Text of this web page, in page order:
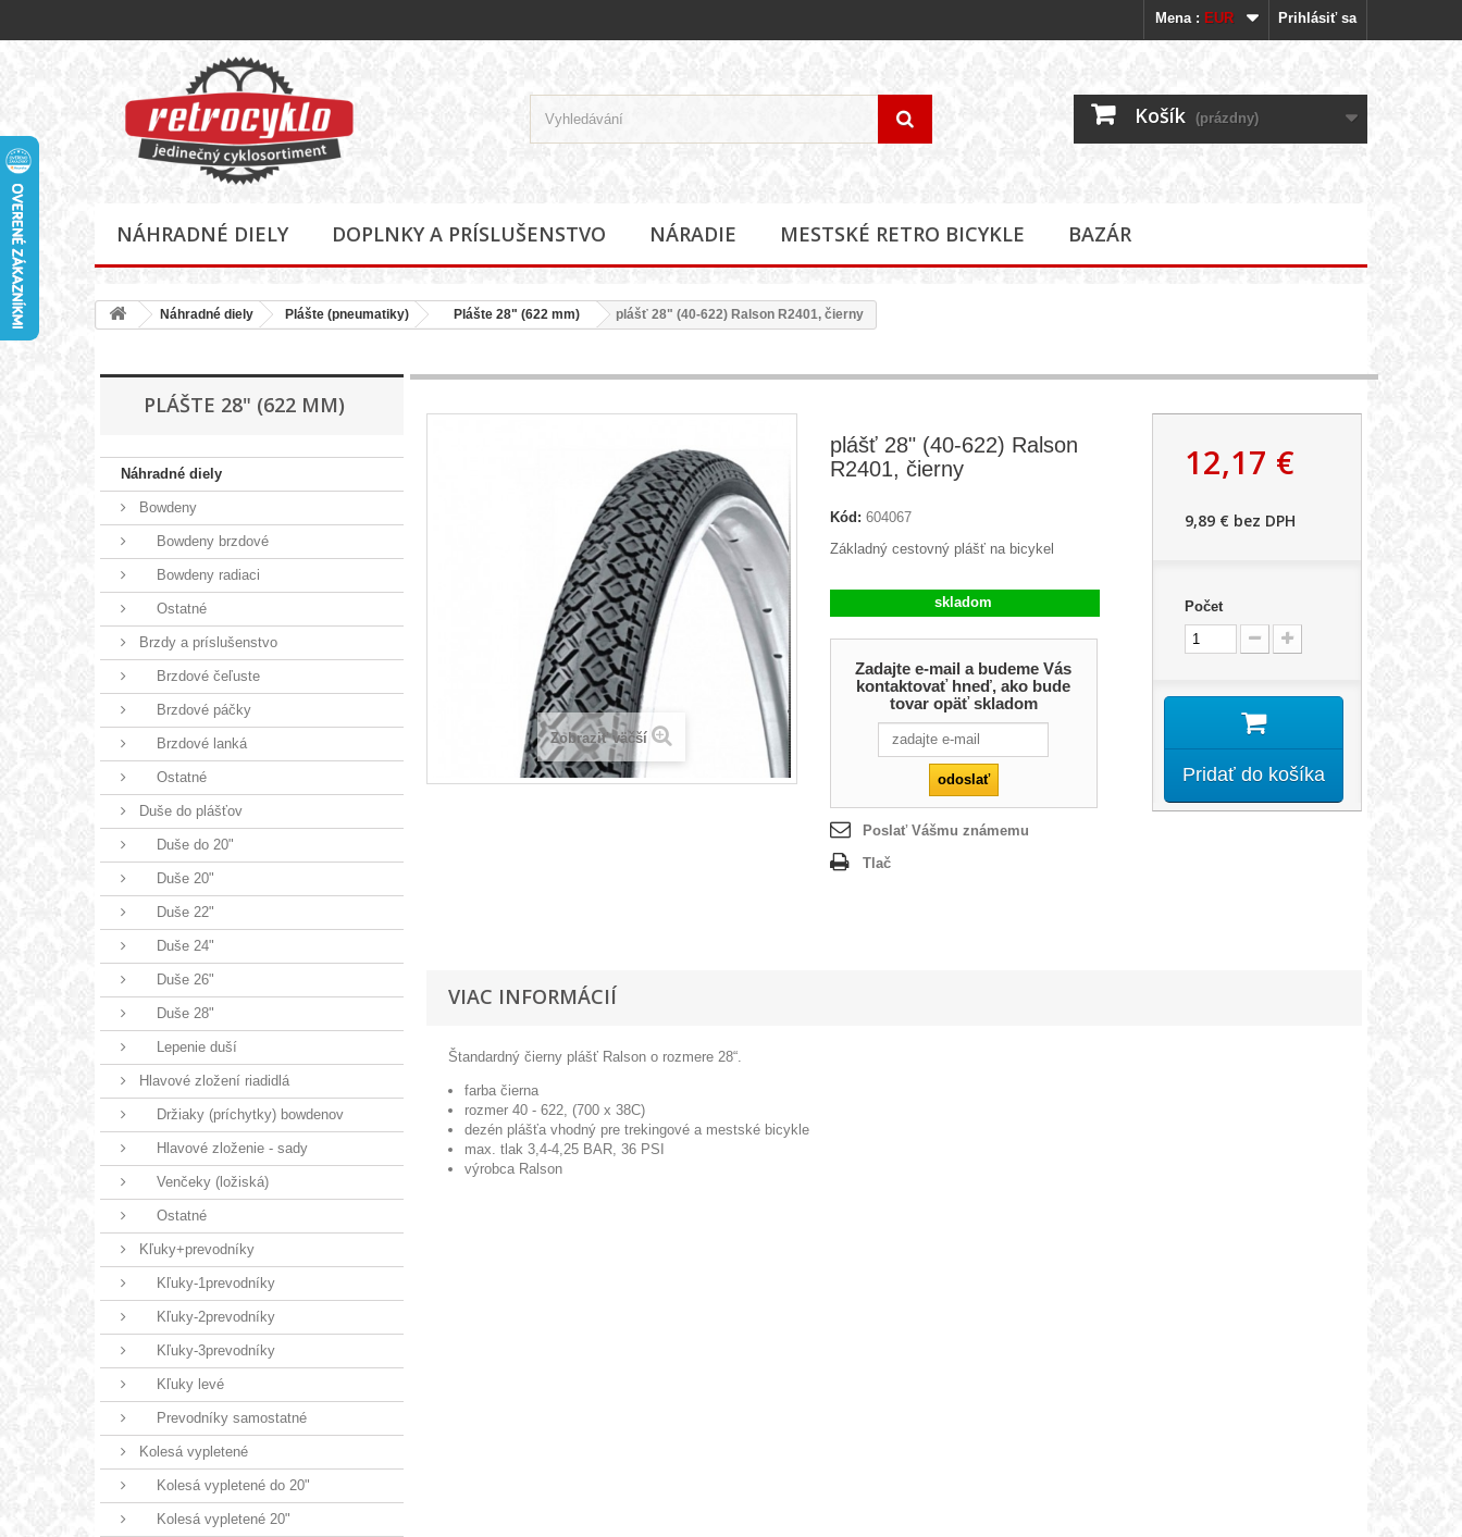
Prihlásiť sa
Mena : EUR
Košík (prázdny)
NÁHRADNÉ DIELY DOPLNKY A PRÍSLUŠENSTVO NÁRADIE MESTSKÉ RETRO BICYKLE BAZÁR
Náhradné diely Plášte (pneumatiky) Plášte 28" (622 mm) plášť 28" (40-622) Ralson R2401, čierny
PLÁŠTE 28" (622 MM)
Náhradné diely
Bowdeny
Bowdeny brzdové
Bowdeny radiaci
Ostatné
Brzdy a príslušenstvo
Brzdové čeľuste
Brzdové páčky
Brzdové lanká
Ostatné
Duše do plášťov
Duše do 20"
Duše 20"
Duše 22"
Duše 24"
Duše 26"
Duše 28"
Lepenie duší
Hlavové zložení riadidlá
Držiaky (príchytky) bowdenov
Hlavové zloženie - sady
Venčeky (ložiská)
Ostatné
Kľuky+prevodníky
Kľuky-1prevodníky
Kľuky-2prevodníky
Kľuky-3prevodníky
Kľuky levé
Prevodníky samostatné
Kolesá vypletené
Kolesá vypletené do 20"
Kolesá vypletené 20"
Zobraziť väčší
plášť 28" (40-622) Ralson
R2401, čierny
Kód: 604067
Základný cestovný plášť na bicykel
skladom
Zadajte e-mail a budeme Vás
kontaktovať hneď, ako bude
tovar opäť skladom
Poslať Vášmu známemu
Tlač
12,17 €
9,89 € bez DPH
Počet
Pridať do košíka
VIAC INFORMÁCIÍ
Štandardný čierny plášť Ralson o rozmere 28“.
farba čierna
rozmer 40 - 622, (700 x 38C)
dezén plášťa vhodný pre trekingové a mestské bicykle
max. tlak 3,4-4,25 BAR, 36 PSI
výrobca Ralson